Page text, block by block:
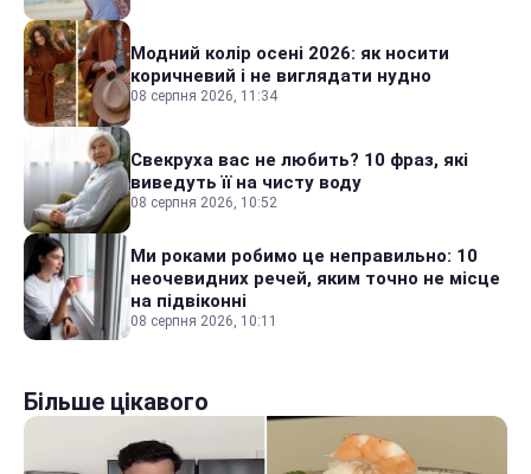
Модний колір осені 2026: як носити
коричневий і не виглядати нудно
08 серпня 2026, 11:34
Свекруха вас не любить? 10 фраз, які
виведуть її на чисту воду
08 серпня 2026, 10:52
Ми роками робимо це неправильно: 10
неочевидних речей, яким точно не місце
на підвіконні
08 серпня 2026, 10:11
Більше цікавого